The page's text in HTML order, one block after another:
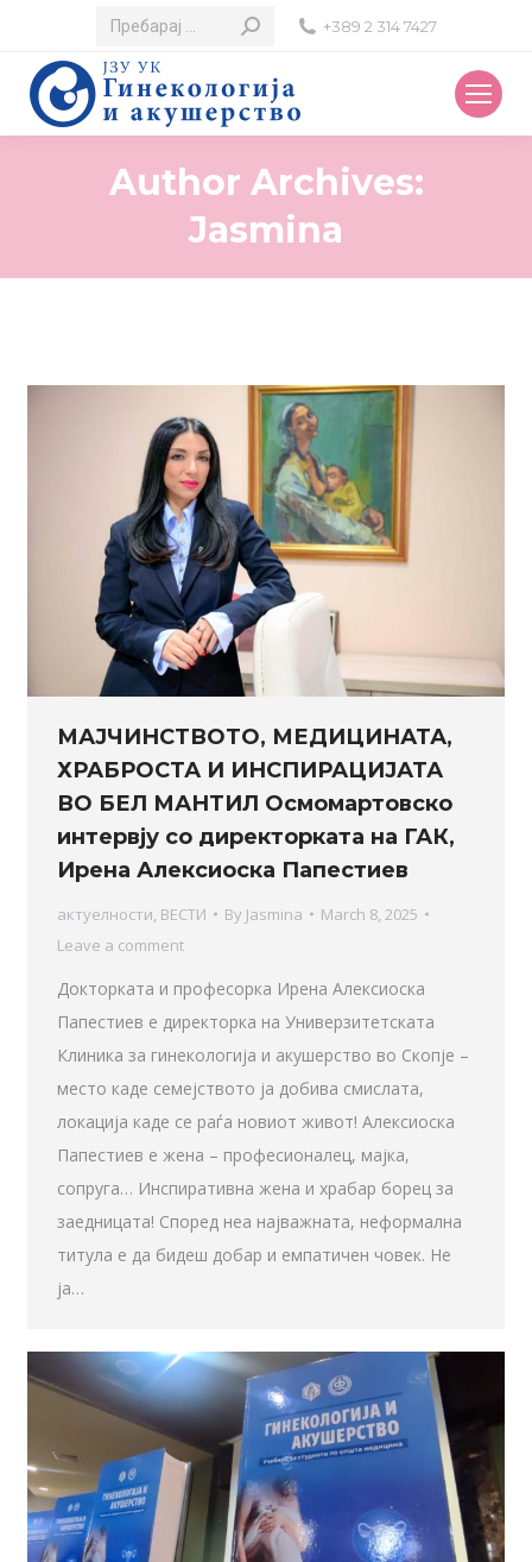
Search:
+389 2 314 7427
Author Archives:
Jasmina
МАЈЧИНСТВОТО, МЕДИЦИНАТА,
ХРАБРОСТА И ИНСПИРАЦИЈАТА
ВО БЕЛ МАНТИЛ Осмомартовско
интервју со директорката на ГАК,
Ирена Алексиоска Папестиев
актуелности, ВЕСТИ By Jasmina
March 8, 2025
Leave a comment
Докторката и професорка Ирена Алексиоска
Папестиев е директорка на Универзитетската
Клиника за гинекологија и акушерство во Скопје –
место каде семејството ја добива смислата,
локација каде се раѓа новиот живот! Алексиоска
Папестиев е жена – професионалец, мајка,
сопруга… Инспиративна жена и храбар борец за
заедницата! Според неа најважната, неформална
титула е да бидеш добар и емпатичен човек. Не
ја…